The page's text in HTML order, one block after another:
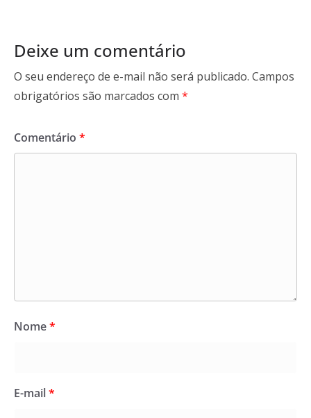
Deixe um comentário
O seu endereço de e-mail não será publicado. Campos
obrigatórios são marcados com *
Comentário *
Nome*
E-mail*